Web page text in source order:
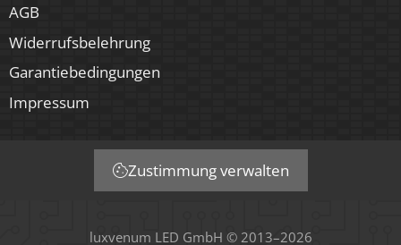
AGB
Widerrufsbelehrung
Garantiebedingungen
Impressum
Zustimmung verwalten
luxvenum LED GmbH © 2013–2026